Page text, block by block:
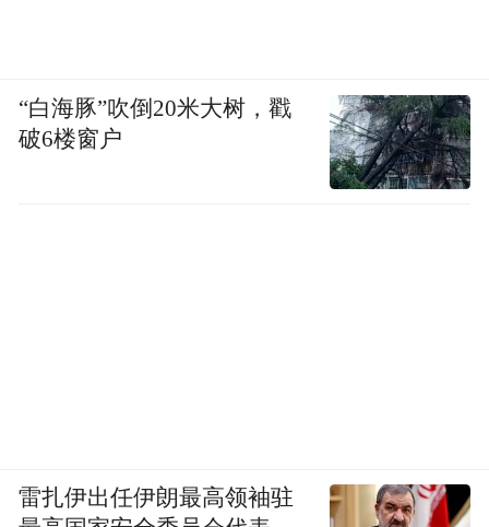
“白海豚”吹倒20米大树，戳
破6楼窗户
雷扎伊出任伊朗最高领袖驻